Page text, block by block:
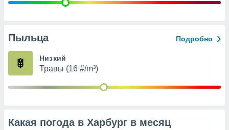
Пыльца Подробно
Низкий
Травы (16 #/m³)
Какая погода в Харбург в месяц